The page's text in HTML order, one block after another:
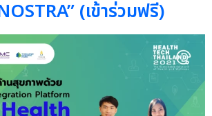
(เข้าร่วมฟรี)